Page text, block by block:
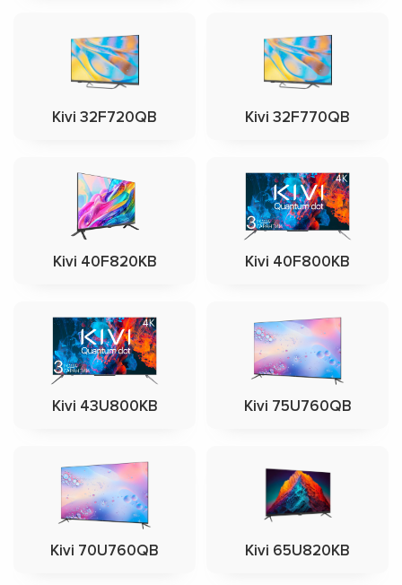
Kivi 32F720QB Kivi 32F770QB
Kivi 40F820KB Kivi 40F800KB
Kivi 43U800KB Kivi 75U760QB
Kivi 70U760QB Kivi 65U820KB